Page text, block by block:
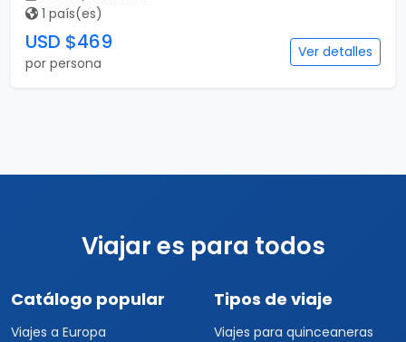
1 país(es)
USD $469
por persona
Ver detalles
Viajar es para todos
Catálogo popular
Viajes a Europa
Tipos de viaje
Viajes para quinceaneras